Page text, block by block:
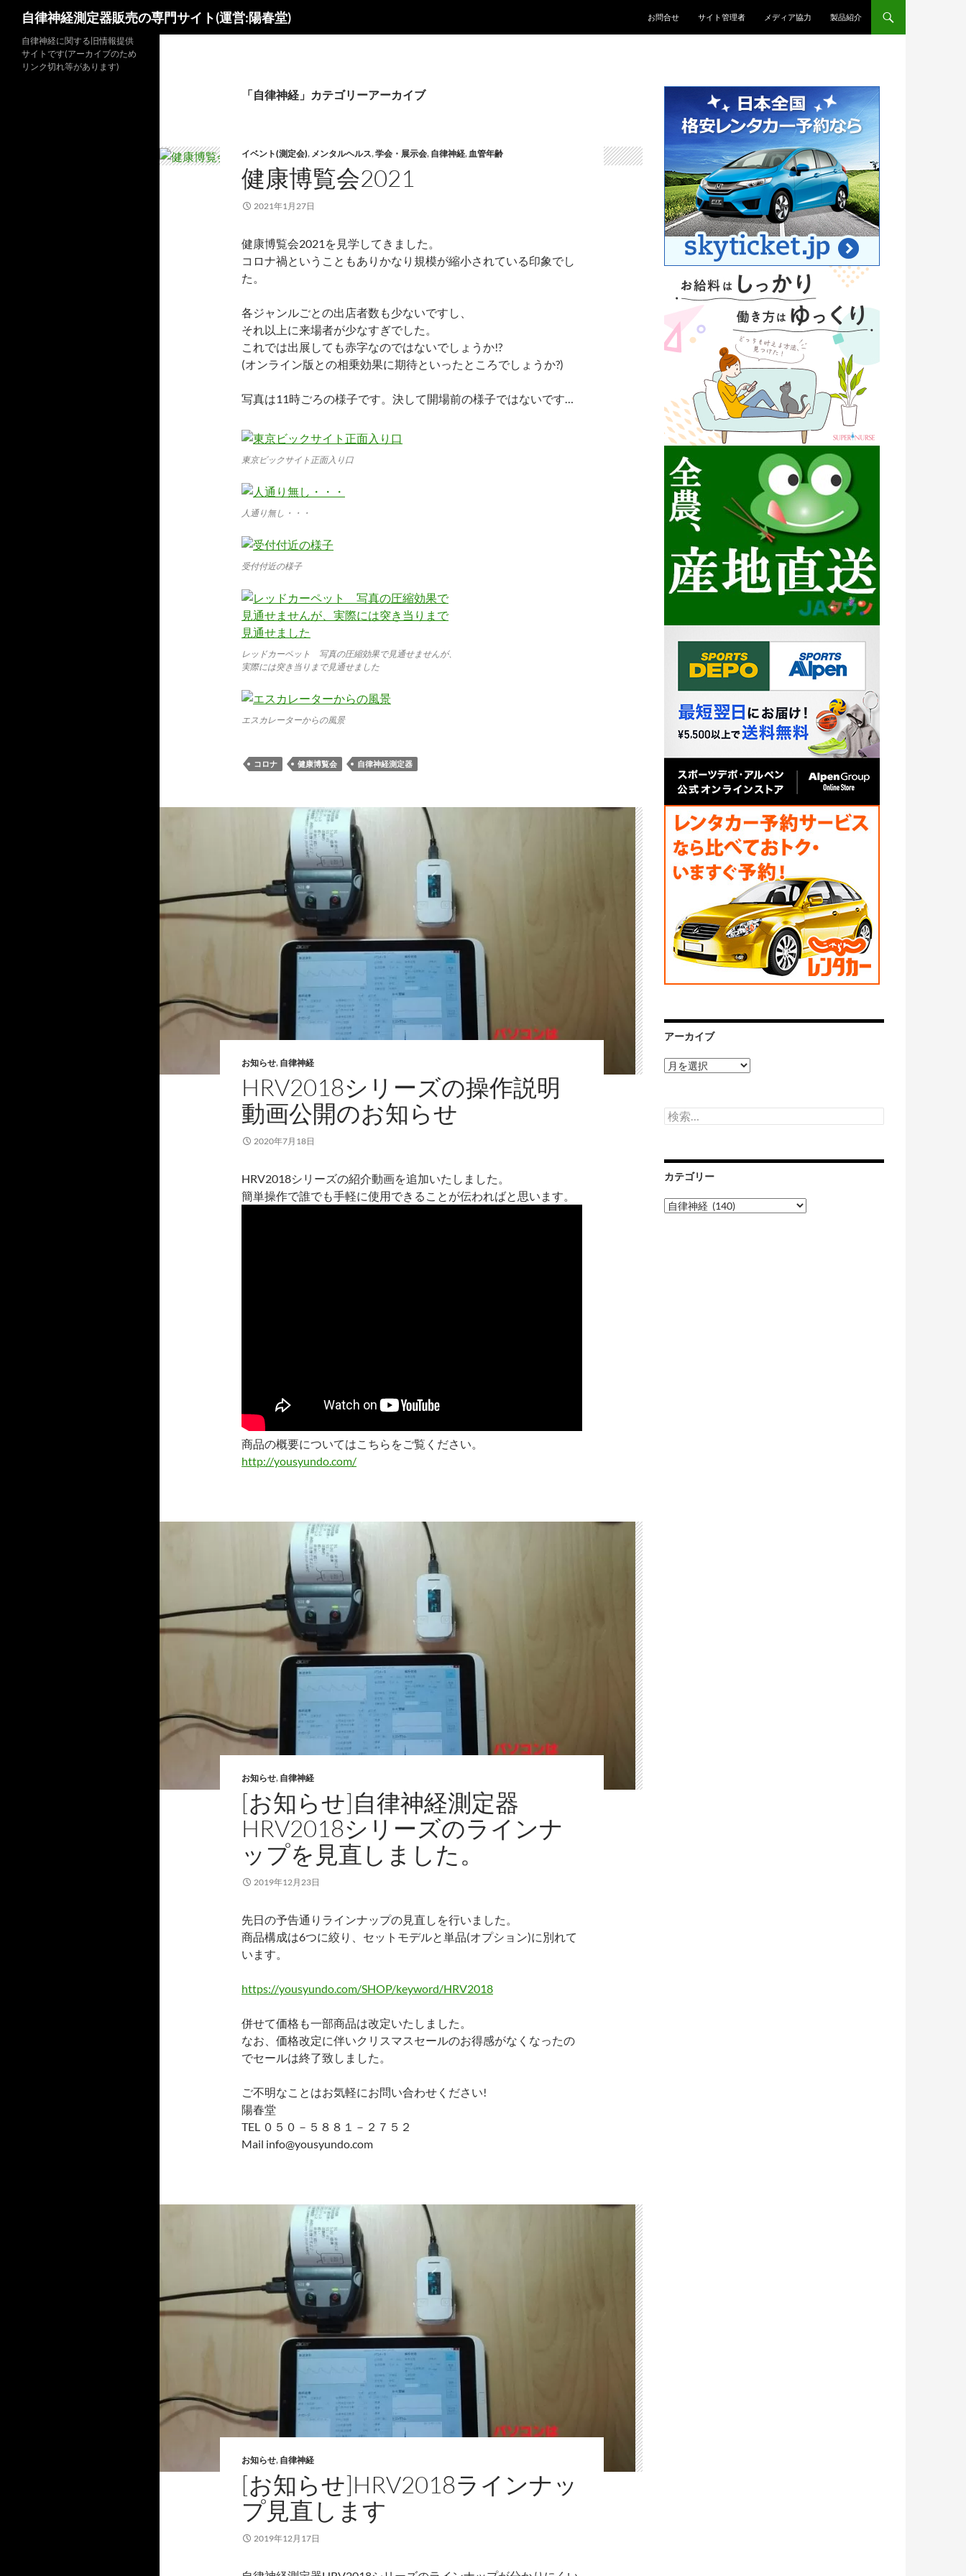
自律神経測定器販売の専門サイト(運営:陽春堂) お問合せ サイト管理者 メディア協力 製品紹介
「自律神経」カテゴリーアーカイブ
イベント(測定会), メンタルヘルス,学会・展示会, 自律神経, 血管年齢
健康博覧会2021
2021年1月27日
健康博覧会2021を見学してきました。
コロナ禍ということもありかなり規模が縮小されている印象でし
た。
各ジャンルごとの出店者数も少ないですし、
それ以上に来場者が少なすぎでした。
これでは出展しても赤字なのではないでしょうか!?
(オンライン版との相乗効果に期待といったところでしょうか?)
写真は11時ごろの様子です。決して開場前の様子ではないです…
東京ビックサイト正面入り口
人通り無し・・・
受付付近の様子
レッドカーペット 写真の圧縮効果で見通せませんが、
実際には突き当りまで見通せました
エスカレーターからの風景
コロナ 健康博覧会 自律神経測定器
お知らせ, 自律神経
HRV2018シリーズの操作説明
動画公開のお知らせ
2020年7月18日
HRV2018シリーズの紹介動画を追加いたしました。
簡単操作で誰でも手軽に使用できることが伝わればと思います。
商品の概要についてはこちらをご覧ください。
http://yousyundo.com/
お知らせ, 自律神経
[お知らせ]自律神経測定器
HRV2018シリーズのラインナ
ップを見直しました。
2019年12月23日
先日の予告通りラインナップの見直しを行いました。
商品構成は6つに絞り、セットモデルと単品(オプション)に別れて
います。
https://yousyundo.com/SHOP/keyword/HRV2018
併せて価格も一部商品は改定いたしました。
なお、価格改定に伴いクリスマスセールのお得感がなくなったの
でセールは終了致しました。
ご不明なことはお気軽にお問い合わせください!
陽春堂
TEL ０５０－５８８１－２７５２
Mail info@yousyundo.com
お知らせ, 自律神経
[お知らせ]HRV2018ラインナッ
プ見直します
2019年12月17日
アーカイブ
ア
ー
ブ
検
索:
カテゴリー
カ
テ
自律神経に関する旧情報提供
サイトです(アーカイブのため
リンク切れ等があります)